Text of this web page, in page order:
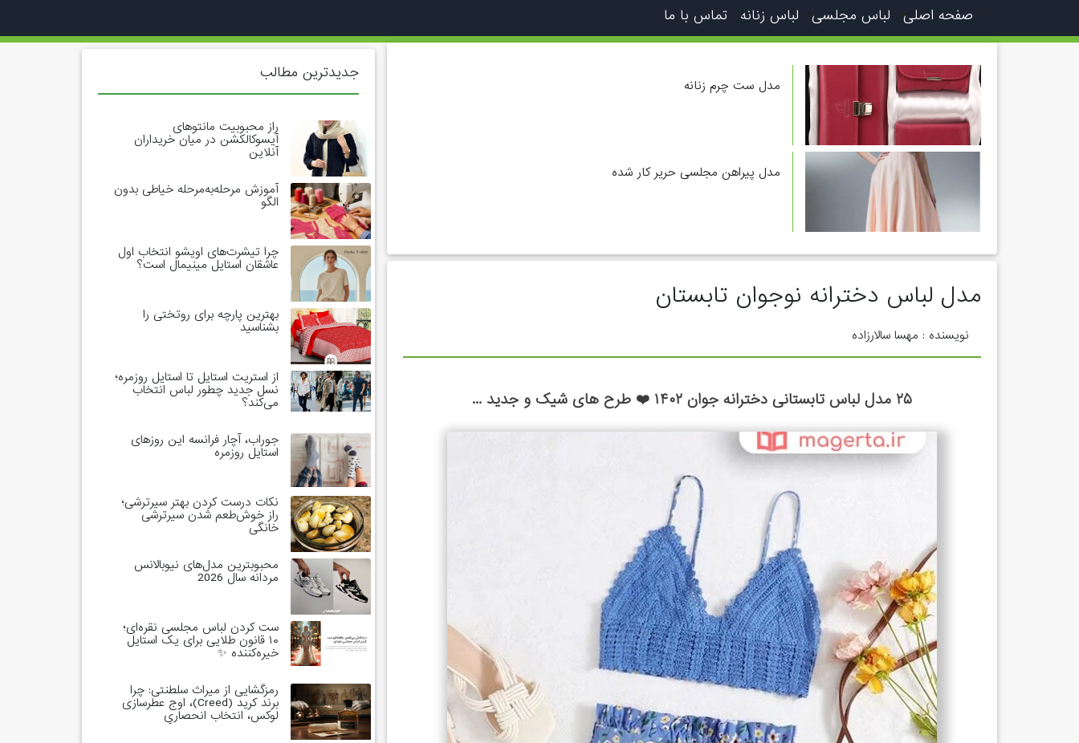
صفحه اصلی لباس مجلسی لباس زنانه تماس با ما
مدل ست چرم زنانه
مدل پیراهن مجلسی حریر کار شده
مدل لباس دخترانه نوجوان تابستان
نویسنده : مهسا سالارزاده
۲۵ مدل لباس تابستانی دخترانه جوان ۱۴۰۲ ❤️ طرح های شیک و جدید ...
جدیدترین مطالب
راز محبوبیت مانتوهای
آیسوکالکشن در میان خریداران
آنلاین
آموزش مرحله‌به‌مرحله خیاطی بدون
الگو
چرا تیشرت‌های اویشو انتخاب اول
عاشقان استایل مینیمال است؟
بهترین پارچه برای روتختی را
بشناسید
از استریت استایل تا استایل روزمره؛
نسل جدید چطور لباس انتخاب
می‌کند؟
جوراب، آچار فرانسه این روزهای
استایل روزمره
نکات درست کردن بهتر سیرترشی؛
راز خوش‌طعم شدن سیرترشی
خانگی
محبوبترین مدل‌های نیوبالانس
مردانه سال 2026
ست کردن لباس مجلسی نقره‌ای؛
۱۰ قانون طلایی برای یک استایل
خیره‌کننده ✨
رمزگشایی از میراث سلطنتی: چرا
برند کرید (Creed)، اوج عطرسازی
لوکس، انتخاب انحصاری
خاندان‌های حاکم است؟